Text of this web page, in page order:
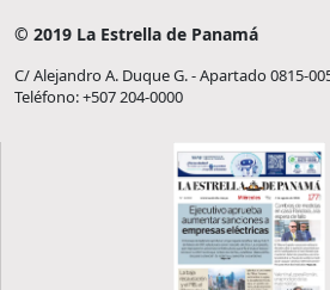
© 2019 La Estrella de Panamá
C/ Alejandro A. Duque G. - Apartado 0815-
Teléfono: +507 204-0000